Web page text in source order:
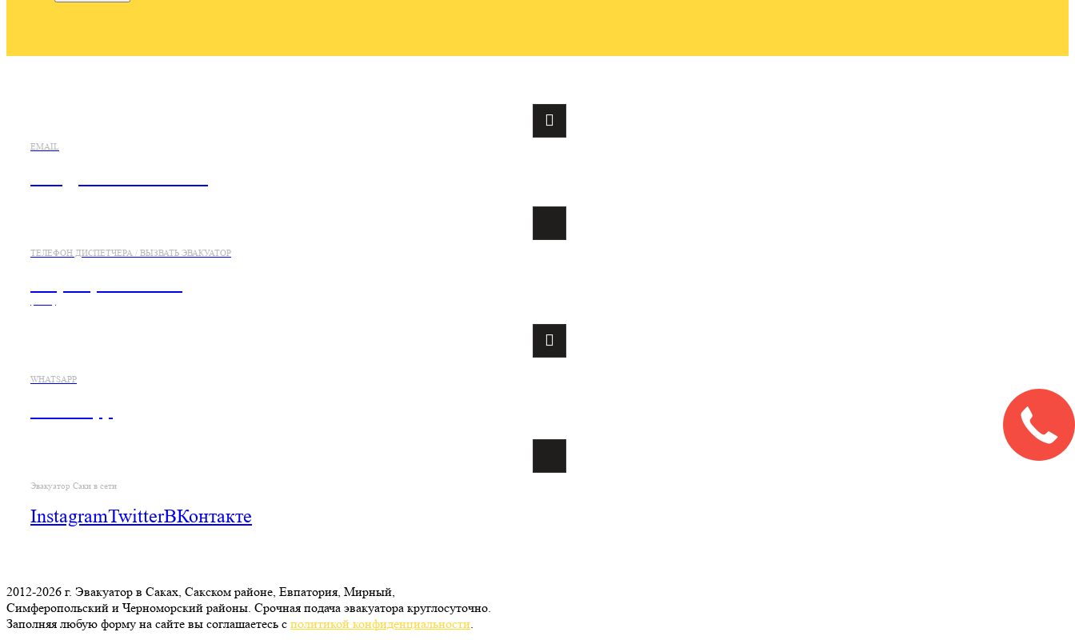
EMAIL
ТЕЛЕФОН ДИСПЕТЧЕРА / ВЫЗВАТЬ ЭВАКУАТОР
WHATSAPP
Эвакуатор Саки в сети
InstagramTwitterВКонтакте
2012-2026 г. Эвакуатор в Саках, Сакском районе, Евпатория, Мирный,
Симферопольский и Черноморский районы. Срочная подача эвакуатора круглосуточно.
Заполняя любую форму на сайте вы соглашаетесь с политикой конфиденциальности